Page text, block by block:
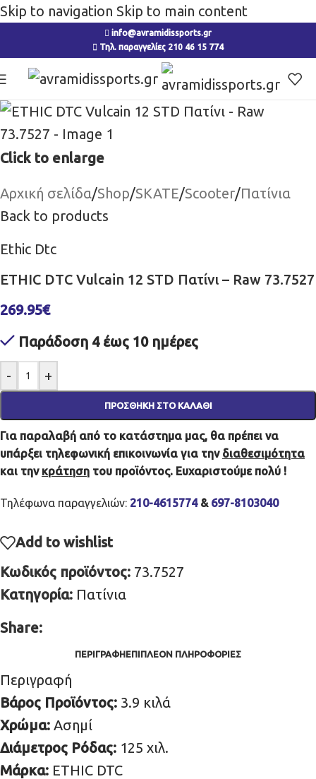
Skip to navigation Skip to main content
info@avramidissports.gr
Τηλ. παραγγελίες 210 46 15 774
Click to enlarge
Αρχική σελίδα/Shop/SKATE/Scooter/Πατίνια
Back to products
Ethic Dtc
ETHIC DTC Vulcain 12 STD Πατίνι – Raw 73.7527
269.95€
Παράδοση 4 έως 10 ημέρες
- +
ΠΡΟΣΘΉΚΗ ΣΤΟ ΚΑΛΆΘΙ
Για παραλαβή από το κατάστημα μας, θα πρέπει να
υπάρξει τηλεφωνική επικοινωνία για την διαθεσιμότητα
και την κράτηση του προϊόντος. Ευχαριστούμε πολύ !
Τηλέφωνα παραγγελιών: 210-4615774& 697-8103040
Add to wishlist
Κωδικός προϊόντος: 73.7527
Κατηγορία: Πατίνια
Share:
ΠΕΡΙΓΡΑΦΉΕΠΙΠΛΈΟΝ ΠΛΗΡΟΦΟΡΊΕΣ
Περιγραφή
Βάρος Προϊόντος: 3.9 κιλά
Χρώμα: Ασημί
Διάμετρος Ρόδας: 125 χιλ.
Μάρκα: ETHIC DTC